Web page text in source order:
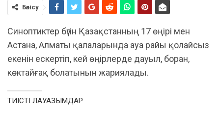
Бөлісу
Синоптиктер бүгін Қазақстанның 17 өңірі мен
Астана, Алматы қалаларында ауа райы қолайсыз
екенін ескертіп, кей өңірлерде дауыл, боран,
көктайғақ болатынын жариялады.
ТИІСТІ ЛАУАЗЫМДАР